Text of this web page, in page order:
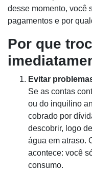
desse momento, você
pagamentos e por
Por que
Evitar
Se as contas
ou do inquilino
cobrado por
descobrir, logo
água em atraso.
acontece: você
consumo.